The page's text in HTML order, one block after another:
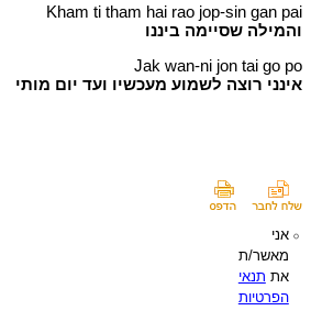
Kham ti tham hai rao jop-sin gan pai
והמילה שסיימה ביננו
Jak wan-ni jon tai go po
אינני רוצה לשמוע מעכשיו ועד יום מותי
אני
מאשר/ת
את תנאי
הפרטיות